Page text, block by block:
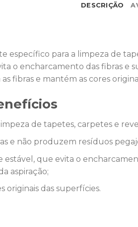
DESCRIÇÃO
específico para a limpeza de
o encharcamento das fibras
fibras e mantém as cores
de tapetes, carpetes e
e não produzem resíduos
estável, que evita o
aspiração;
originais das superfícies.